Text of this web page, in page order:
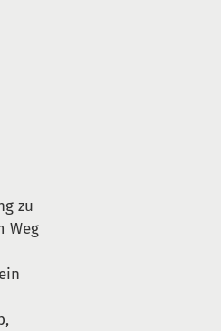
zu
Weg